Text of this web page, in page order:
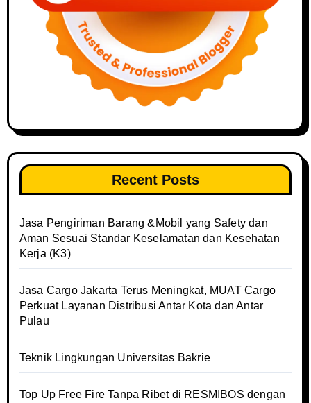
Recent Posts
Jasa Pengiriman Barang &Mobil yang Safety dan
Aman Sesuai Standar Keselamatan dan Kesehatan
Kerja (K3)
Jasa Cargo Jakarta Terus Meningkat, MUAT Cargo
Perkuat Layanan Distribusi Antar Kota dan Antar
Pulau
Teknik Lingkungan Universitas Bakrie
Top Up Free Fire Tanpa Ribet di RESMIBOS dengan